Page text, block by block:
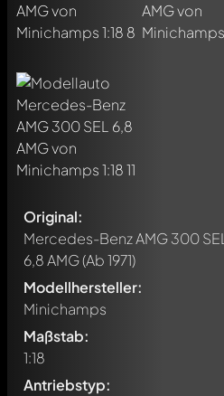
Original:
Mercedes-Benz AMG 300 SEL
6,8 AMG(Ab 1971)
Modellhersteller:
Minichamps
Maßstab:
1:18
Antriebstyp: